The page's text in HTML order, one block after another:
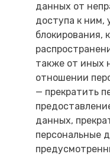
данных от
доступа к ним,
блокирования,
также от иных
отношении
— прекратить
данных,
персональные